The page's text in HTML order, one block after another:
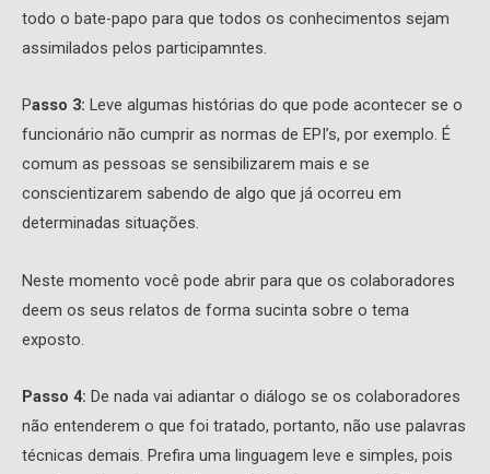
todo o bate-papo para que todos os conhecimentos sejam
assimilados pelos participamntes.
Passo 3: Leve algumas histórias do que pode acontecer se o
funcionário não cumprir as normas de EPI’s, por exemplo. É
comum as pessoas se sensibilizarem mais e se
conscientizarem sabendo de algo que já ocorreu em
determinadas situações.
Neste momento você pode abrir para que os colaboradores
deem os seus relatos de forma sucinta sobre o tema
exposto.
Passo 4: De nada vai adiantar o diálogo se os colaboradores
não entenderem o que foi tratado, portanto, não use palavras
técnicas demais. Prefira uma linguagem leve e simples, pois